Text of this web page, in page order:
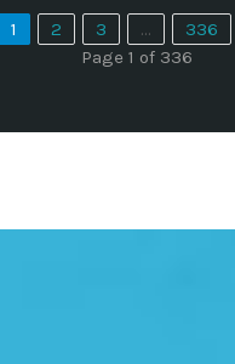
1
2 3 … 336
Page 1 of 336